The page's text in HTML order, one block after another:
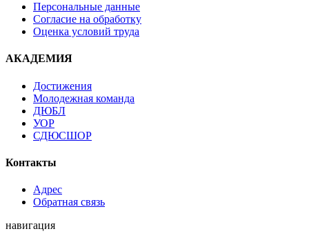
Персональные данные
Согласие на обработку
Оценка условий труда
АКАДЕМИЯ
Достижения
Молодежная команда
ДЮБЛ
УОР
СДЮСШОР
Контакты
Адрес
Обратная связь
навигация